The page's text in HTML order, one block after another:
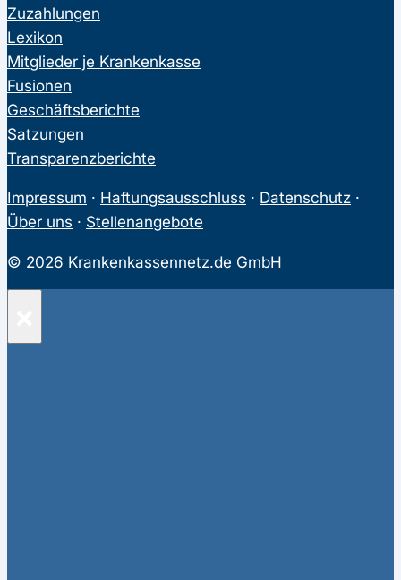
Zuzahlungen
Lexikon
Mitglieder je Krankenkasse
Fusionen
Geschäftsberichte
Satzungen
Transparenzberichte
Impressum · Haftungsausschluss · Datenschutz ·
Über uns · Stellenangebote
© 2026 Krankenkassennetz.de GmbH